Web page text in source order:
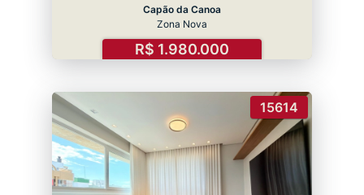
Capão da Canoa
Zona Nova
R$ 1.980.000
15614